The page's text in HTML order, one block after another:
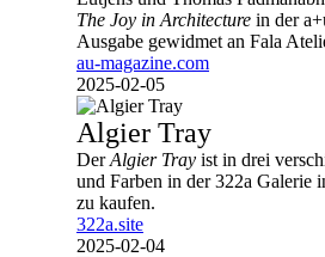
The Joy in Architecture in der
Ausgabe gewidmet an Fala
au-magazine.com
2025-02-05
Algier Tray
DerAlgier Tray ist in drei
und Farben in der 322a Galerie
zu kaufen.
322a.site
2025-02-04